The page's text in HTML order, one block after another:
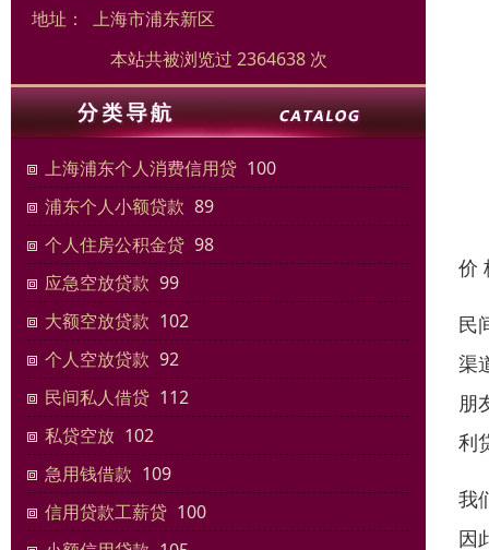
地址：
上海市浦东新区
本站共被浏览过 2364638 次
上海浦东个人消费信用贷 100
浦东个人小额贷款 89
个人住房公积金贷 98
应急空放贷款 99
大额空放贷款 102
个人空放贷款 92
民间私人借贷 112
私贷空放 102
急用钱借款 109
信用贷款工薪贷 100
价
民
渠
朋
利
我
因